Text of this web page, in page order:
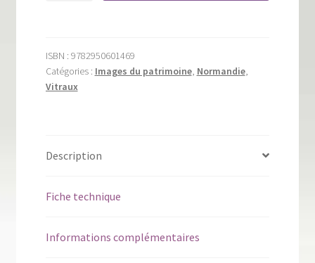
maitre
verrier
ISBN : 9782950601469
Catégories : Images du patrimoine, Normandie,
Vitraux
Description
Fiche technique
Informations complémentaires